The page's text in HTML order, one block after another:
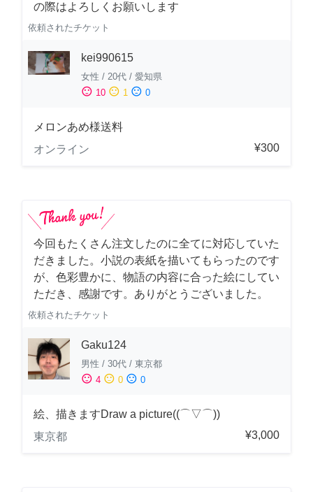
の際はよろしくお願いします
依頼されたチケット
kei990615
女性 / 20代 / 愛知県
sentiment_satisfied 10 sentiment_neutral 1 sentiment_dissatisfied 0
メロンあめ様送料
オンライン
¥300
今回もたくさん注文したのに全てに対応していた
だきました。小説の表紙を描いてもらったのです
が、色彩豊かに、物語の内容に合った絵にしてい
ただき、感謝です。ありがとうございました。
依頼されたチケット
Gaku124
男性 / 30代 / 東京都
sentiment_satisfied 4 sentiment_neutral 0 sentiment_dissatisfied 0
絵、描きますDraw a picture((⌒▽⌒))
東京都
¥3,000